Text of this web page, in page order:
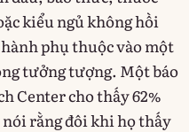
kiểu ngủ không hồi
phụ thuộc vào một
tưởng tượng. Một báo
Center cho thấy 62%
rằng đôi khi họ thấy